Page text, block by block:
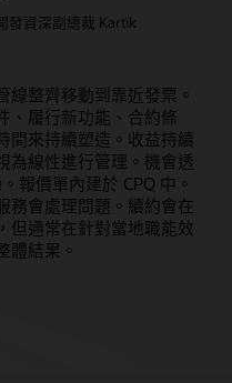
發資深副總裁 Kartik
整齊移動到靠近發票。
、履行新功能、合約條
間來持續塑造。收益持續
為線性進行管理。機會透
報價單內建於 CPQ 中。
務會處理問題。續約會在
但通常在針對當地職能效
體結果。